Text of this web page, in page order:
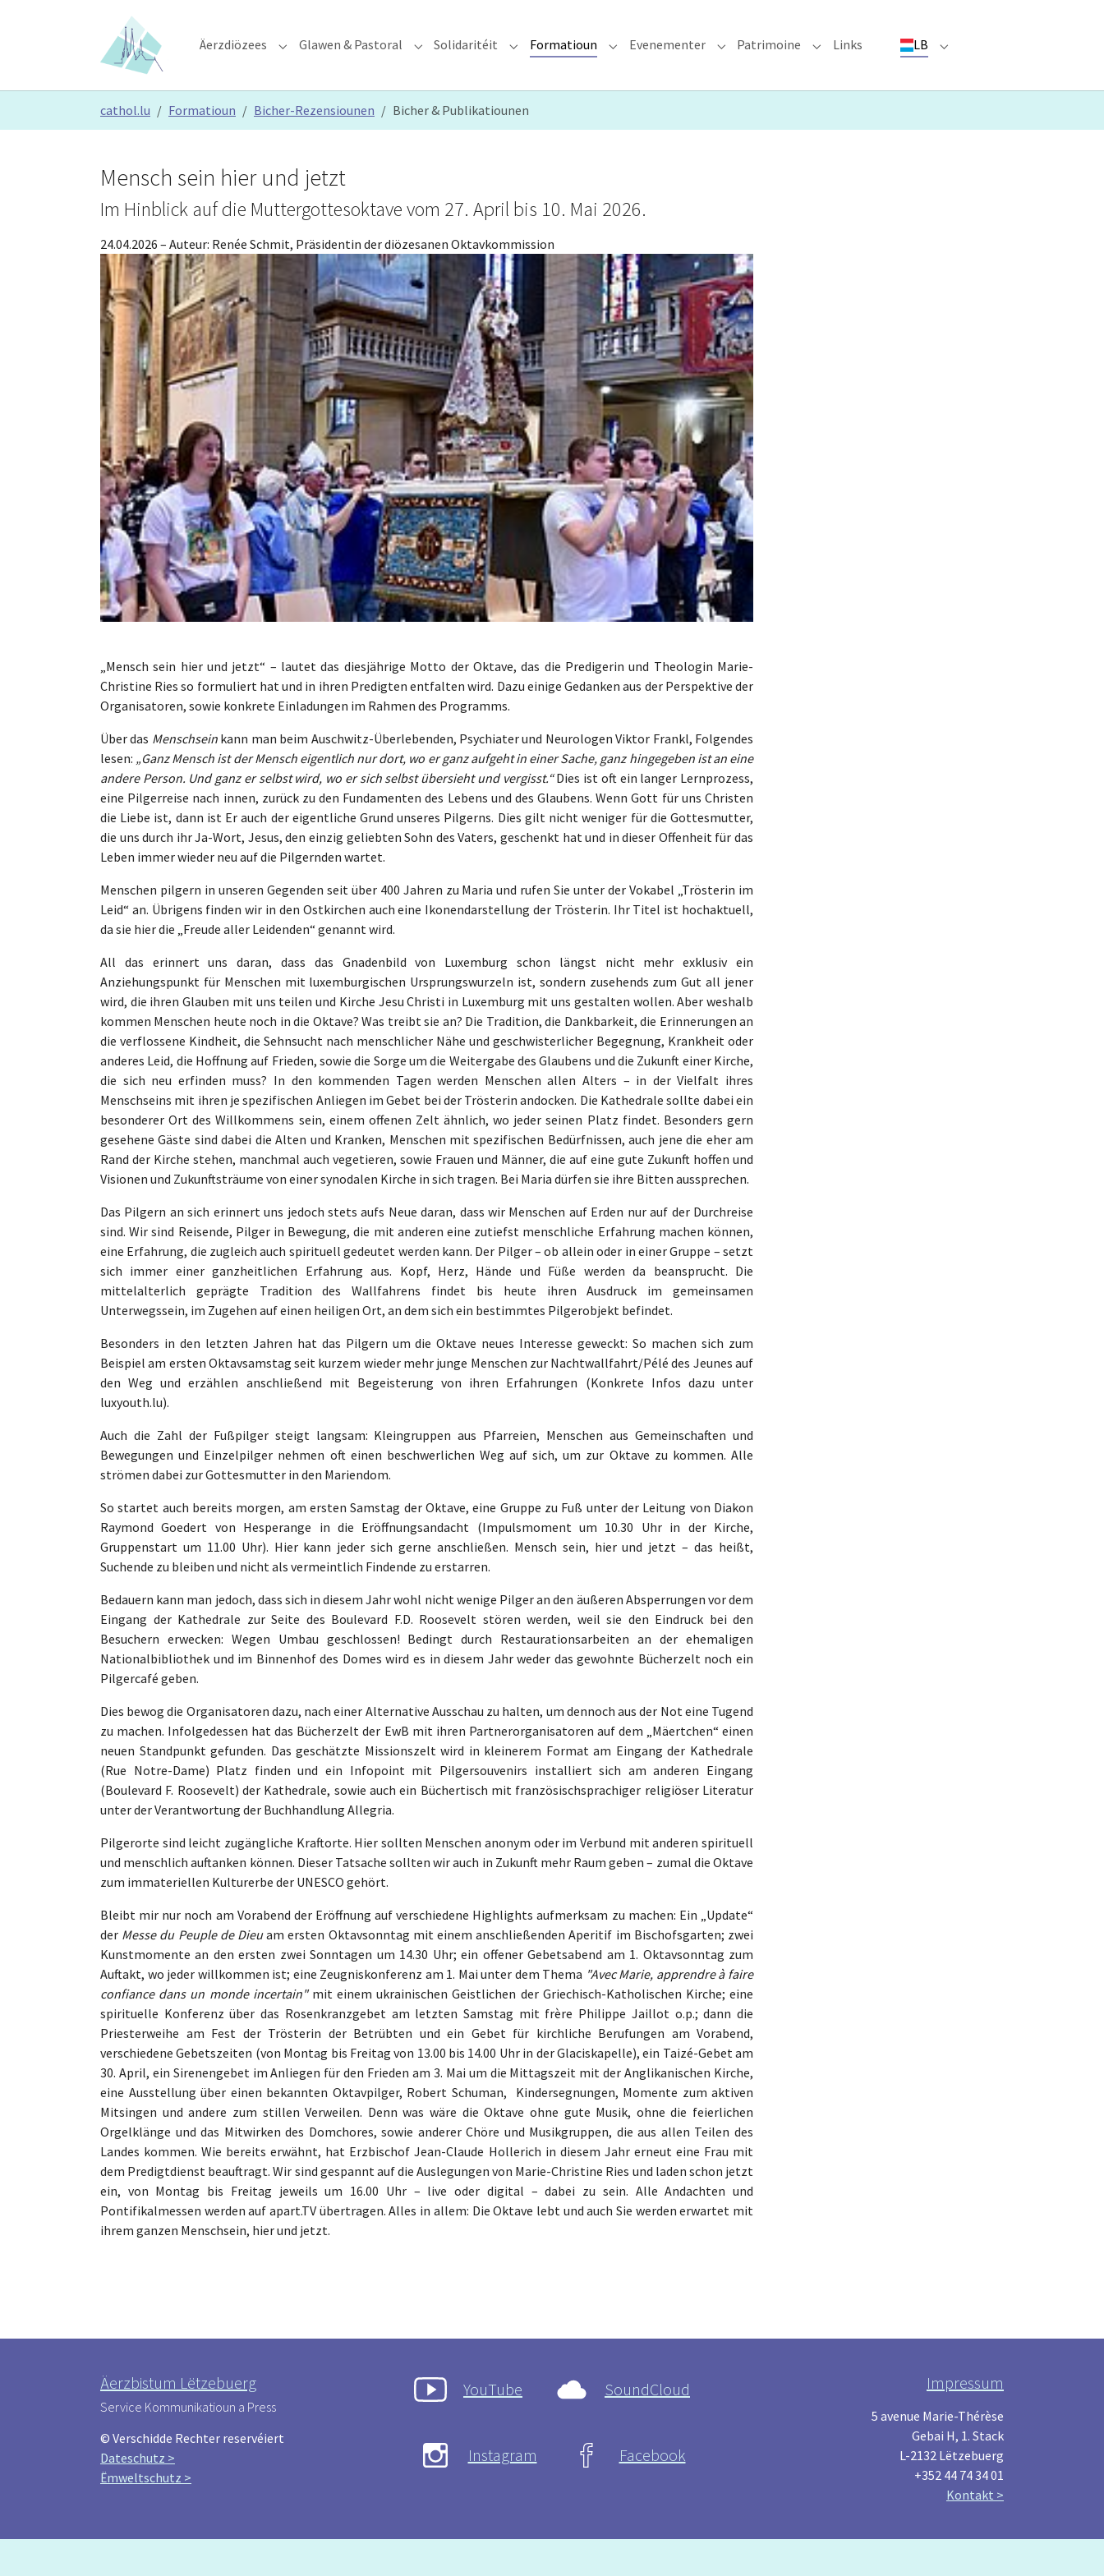
Äerzdiözees Submenu for "Äerzdiözees"
Glawen & Pastoral Submenu for "Glawen & Pastoral"
Solidaritéit Submenu for "Solidaritéit"
Formatioun Submenu for "Formatioun"
Evenementer Submenu for "Evenementer"
Patrimoine Submenu for "Patrimoine"
Links LB Submenu for "LB"
cathol.lu Formatioun Bicher-Rezensiounen Bicher & Publikatiounen
Mensch sein hier und jetzt
Im Hinblick auf die Muttergottesoktave vom 27. April bis 10. Mai 2026.
24.04.2026 – Auteur: Renée Schmit, Präsidentin der diözesanen Oktavkommission
„Mensch sein hier und jetzt“ – lautet das diesjährige Motto der Oktave, das die Predigerin und Theologin Marie-
Christine Ries so formuliert hat und in ihren Predigten entfalten wird. Dazu einige Gedanken aus der Perspektive der
Organisatoren, sowie konkrete Einladungen im Rahmen des Programms.
Über das Menschseinkann man beim Auschwitz-Überlebenden, Psychiater und Neurologen Viktor Frankl, Folgendes
lesen: „Ganz Mensch ist der Mensch eigentlich nur dort, wo er ganz aufgeht in einer Sache, ganz hingegeben ist an eine
andere Person. Und ganz er selbst wird, wo er sich selbst übersieht und vergisst.“Dies ist oft ein langer Lernprozess,
eine Pilgerreise nach innen, zurück zu den Fundamenten des Lebens und des Glaubens. Wenn Gott für uns Christen
die Liebe ist, dann ist Er auch der eigentliche Grund unseres Pilgerns. Dies gilt nicht weniger für die Gottesmutter,
die uns durch ihr Ja-Wort, Jesus, den einzig geliebten Sohn des Vaters, geschenkt hat und in dieser Offenheit für das
Leben immer wieder neu auf die Pilgernden wartet.
Menschen pilgern in unseren Gegenden seit über 400 Jahren zu Maria und rufen Sie unter der Vokabel „Trösterin im
Leid“ an. Übrigens finden wir in den Ostkirchen auch eine Ikonendarstellung der Trösterin. Ihr Titel ist hochaktuell,
da sie hier die „Freude aller Leidenden“ genannt wird.
All das erinnert uns daran, dass das Gnadenbild von Luxemburg schon längst nicht mehr exklusiv ein
Anziehungspunkt für Menschen mit luxemburgischen Ursprungswurzeln ist, sondern zusehends zum Gut all jener
wird, die ihren Glauben mit uns teilen und Kirche Jesu Christi in Luxemburg mit uns gestalten wollen. Aber weshalb
kommen Menschen heute noch in die Oktave? Was treibt sie an? Die Tradition, die Dankbarkeit, die Erinnerungen an
die verflossene Kindheit, die Sehnsucht nach menschlicher Nähe und geschwisterlicher Begegnung, Krankheit oder
anderes Leid, die Hoffnung auf Frieden, sowie die Sorge um die Weitergabe des Glaubens und die Zukunft einer Kirche,
die sich neu erfinden muss? In den kommenden Tagen werden Menschen allen Alters – in der Vielfalt ihres
Menschseins mit ihren je spezifischen Anliegen im Gebet bei der Trösterin andocken. Die Kathedrale sollte dabei ein
besonderer Ort des Willkommens sein, einem offenen Zelt ähnlich, wo jeder seinen Platz findet. Besonders gern
gesehene Gäste sind dabei die Alten und Kranken, Menschen mit spezifischen Bedürfnissen, auch jene die eher am
Rand der Kirche stehen, manchmal auch vegetieren, sowie Frauen und Männer, die auf eine gute Zukunft hoffen und
Visionen und Zukunftsträume von einer synodalen Kirche in sich tragen. Bei Maria dürfen sie ihre Bitten aussprechen.
Das Pilgern an sich erinnert uns jedoch stets aufs Neue daran, dass wir Menschen auf Erden nur auf der Durchreise
sind. Wir sind Reisende, Pilger in Bewegung, die mit anderen eine zutiefst menschliche Erfahrung machen können,
eine Erfahrung, die zugleich auch spirituell gedeutet werden kann. Der Pilger – ob allein oder in einer Gruppe – setzt
sich immer einer ganzheitlichen Erfahrung aus. Kopf, Herz, Hände und Füße werden da beansprucht. Die
mittelalterlich geprägte Tradition des Wallfahrens findet bis heute ihren Ausdruck im gemeinsamen
Unterwegssein, im Zugehen auf einen heiligen Ort, an dem sich ein bestimmtes Pilgerobjekt befindet.
Besonders in den letzten Jahren hat das Pilgern um die Oktave neues Interesse geweckt: So machen sich zum
Beispiel am ersten Oktavsamstag seit kurzem wieder mehr junge Menschen zur Nachtwallfahrt/Pélé des Jeunes auf
den Weg und erzählen anschließend mit Begeisterung von ihren Erfahrungen (Konkrete Infos dazu unter
luxyouth.lu).
Auch die Zahl der Fußpilger steigt langsam: Kleingruppen aus Pfarreien, Menschen aus Gemeinschaften und
Bewegungen und Einzelpilger nehmen oft einen beschwerlichen Weg auf sich, um zur Oktave zu kommen. Alle
strömen dabei zur Gottesmutter in den Mariendom.
So startet auch bereits morgen, am ersten Samstag der Oktave, eine Gruppe zu Fuß unter der Leitung von Diakon
Raymond Goedert von Hesperange in die Eröffnungsandacht (Impulsmoment um 10.30 Uhr in der Kirche,
Gruppenstart um 11.00 Uhr). Hier kann jeder sich gerne anschließen. Mensch sein, hier und jetzt – das heißt,
Suchende zu bleiben und nicht als vermeintlich Findende zu erstarren.
Bedauern kann man jedoch, dass sich in diesem Jahr wohl nicht wenige Pilger an den äußeren Absperrungen vor dem
Eingang der Kathedrale zur Seite des Boulevard F.D. Roosevelt stören werden, weil sie den Eindruck bei den
Besuchern erwecken: Wegen Umbau geschlossen! Bedingt durch Restaurationsarbeiten an der ehemaligen
Nationalbibliothek und im Binnenhof des Domes wird es in diesem Jahr weder das gewohnte Bücherzelt noch ein
Pilgercafé geben.
Dies bewog die Organisatoren dazu, nach einer Alternative Ausschau zu halten, um dennoch aus der Not eine Tugend
zu machen. Infolgedessen hat das Bücherzelt der EwB mit ihren Partnerorganisatoren auf dem „Mäertchen“ einen
neuen Standpunkt gefunden. Das geschätzte Missionszelt wird in kleinerem Format am Eingang der Kathedrale
(Rue Notre-Dame) Platz finden und ein Infopoint mit Pilgersouvenirs installiert sich am anderen Eingang
(Boulevard F. Roosevelt) der Kathedrale, sowie auch ein Büchertisch mit französischsprachiger religiöser Literatur
unter der Verantwortung der Buchhandlung Allegria.
Pilgerorte sind leicht zugängliche Kraftorte. Hier sollten Menschen anonym oder im Verbund mit anderen spirituell
und menschlich auftanken können. Dieser Tatsache sollten wir auch in Zukunft mehr Raum geben – zumal die Oktave
zum immateriellen Kulturerbe der UNESCO gehört.
Bleibt mir nur noch am Vorabend der Eröffnung auf verschiedene Highlights aufmerksam zu machen: Ein „Update“
der Messe du Peuple de Dieuam ersten Oktavsonntag mit einem anschließenden Aperitif im Bischofsgarten; zwei
Kunstmomente an den ersten zwei Sonntagen um 14.30 Uhr; ein offener Gebetsabend am 1. Oktavsonntag zum
Auftakt, wo jeder willkommen ist; eine Zeugniskonferenz am 1. Mai unter dem Thema "Avec Marie, apprendre à faire
confiance dans un monde incertain" mit einem ukrainischen Geistlichen der Griechisch-Katholischen Kirche; eine
spirituelle Konferenz über das Rosenkranzgebet am letzten Samstag mit frère Philippe Jaillot o.p.; dann die
Priesterweihe am Fest der Trösterin der Betrübten und ein Gebet für kirchliche Berufungen am Vorabend,
verschiedene Gebetszeiten (von Montag bis Freitag von 13.00 bis 14.00 Uhr in der Glaciskapelle), ein Taizé-Gebet am
30. April, ein Sirenengebet im Anliegen für den Frieden am 3. Mai um die Mittagszeit mit der Anglikanischen Kirche,
eine Ausstellung über einen bekannten Oktavpilger, Robert Schuman, Kindersegnungen, Momente zum aktiven
Mitsingen und andere zum stillen Verweilen. Denn was wäre die Oktave ohne gute Musik, ohne die feierlichen
Orgelklänge und das Mitwirken des Domchores, sowie anderer Chöre und Musikgruppen, die aus allen Teilen des
Landes kommen. Wie bereits erwähnt, hat Erzbischof Jean-Claude Hollerich in diesem Jahr erneut eine Frau mit
dem Predigtdienst beauftragt. Wir sind gespannt auf die Auslegungen von Marie-Christine Ries und laden schon jetzt
ein, von Montag bis Freitag jeweils um 16.00 Uhr – live oder digital – dabei zu sein. Alle Andachten und
Pontifikalmessen werden auf apart.TV übertragen. Alles in allem: Die Oktave lebt und auch Sie werden erwartet mit
ihrem ganzen Menschsein, hier und jetzt.
Äerzbistum Lëtzebuerg
Service Kommunikatioun a Press
© Verschidde Rechter reservéiert
Dateschutz >
Ëmweltschutz >
YouTube SoundCloud
Instagram Facebook
Impressum
5 avenue Marie-Thérèse
Gebai H, 1. Stack
L-2132 Lëtzebuerg
+352 44 74 34 01
Kontakt >